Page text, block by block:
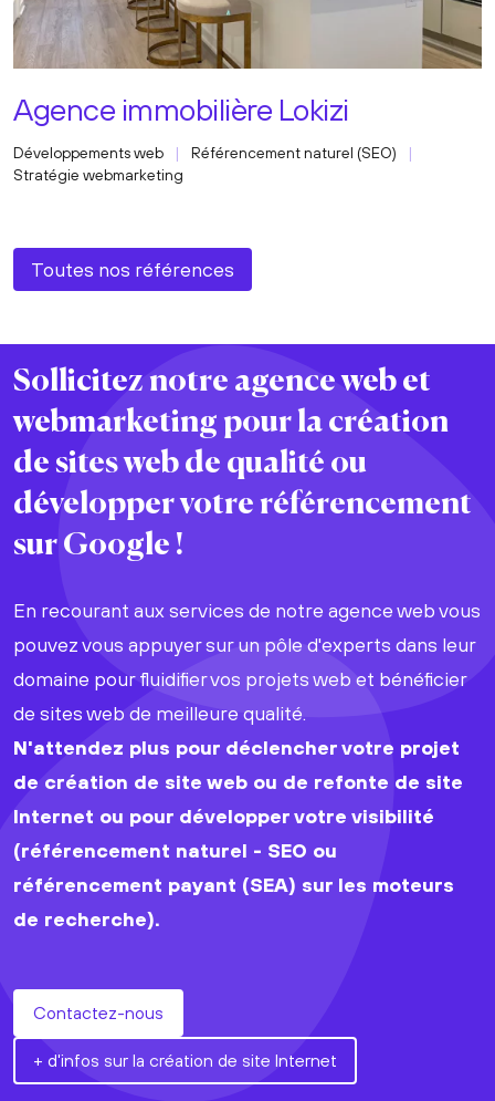
Agence immobilière Lokizi
Développements web
Référencement naturel (SEO)
Stratégie webmarketing
Toutes nos références
Sollicitez notre agence web et
webmarketing pour la création
de sites web de qualité ou
développer votre référencement
sur Google !
En recourant aux services de notre agence web vous
pouvez vous appuyer sur un pôle d'experts dans leur
domaine pour fluidifier vos projets web et bénéficier
de sites web de meilleure qualité.
N'attendez plus pour déclencher votre projet
de création de site web ou de refonte de site
Internet ou pour développer votre visibilité
(référencement naturel - SEO ou
référencement payant (SEA) sur les moteurs
de recherche).
Contactez-nous
+ d'infos sur la création de site Internet